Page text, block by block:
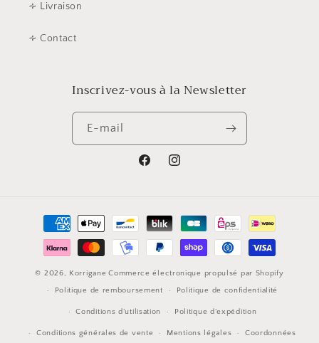
∻ Livraison
∻ Contact
Inscrivez-vous à la Newsletter
E-mail
FacebookInstagram
Moyens
paiement
© 2026, Korrigane Commerce électronique propulsé par Shopify
Politique de remboursement
Politique de confidentialité
Conditions d’utilisation Politique d’expédition
Conditions générales de vente Mentions légales Coordonnées